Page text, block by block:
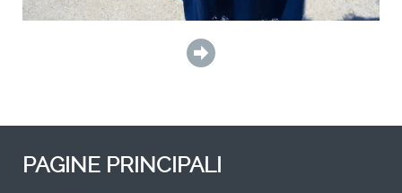
PAGINE PRINCIPALI